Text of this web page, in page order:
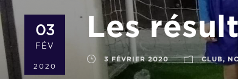
03
FÉV
2020
Les
3 FÉVRIER 2020 CLUB,